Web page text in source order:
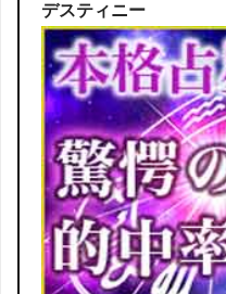
デスティニー